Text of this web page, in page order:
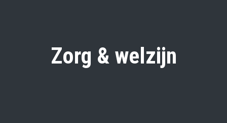
Zorg & welzijn